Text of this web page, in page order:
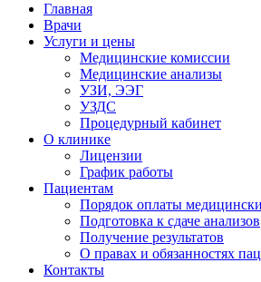
Главная
Врачи
Услуги и цены
Медицинские комиссии
Медицинские анализы
УЗИ, ЭЭГ
УЗДС
Процедурный кабинет
О клинике
Лицензии
График работы
Пациентам
Порядок оплаты
Подготовка к сдаче анализов
Получение результатов
О правах и обязанностях
Контакты